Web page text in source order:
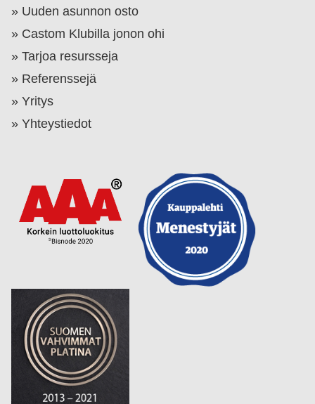
Uuden asunnon osto
Castom Klubilla jonon ohi
Tarjoa resursseja
Referenssejä
Yritys
Yhteystiedot